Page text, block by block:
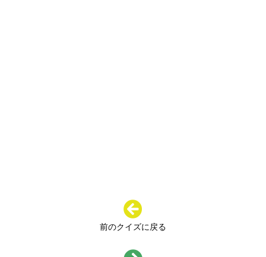
前のクイズに戻る